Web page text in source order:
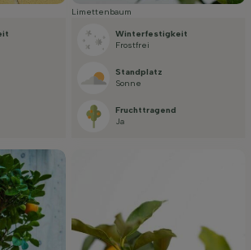
Limettenbaum
Winterfestigkeit
Frostfrei
Standplatz
Sonne
Fruchttragend
Ja